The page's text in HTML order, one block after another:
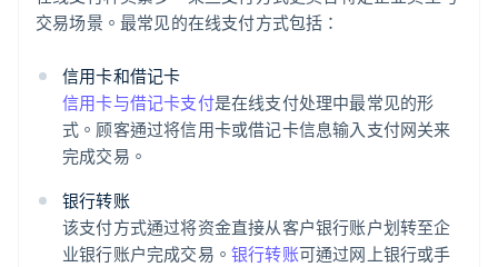
交易场景。最常见的在线支付方式包括：
信用卡和借记卡
信用卡与借记卡支付是在线支付处理中最常见的形
式。顾客通过将信用卡或借记卡信息输入支付网关来
完成交易。
银行转账
该支付方式通过将资金直接从客户银行账户划转至企
业银行账户完成交易。 银行转账可通过网上银行或手